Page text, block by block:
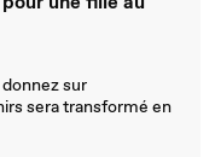
sur
sera transformé en